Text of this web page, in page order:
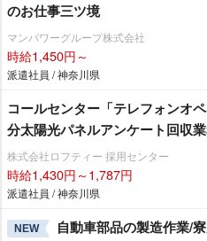
のお仕事三ツ境
マンパワーグループ株式会社
時給1,450円～
派遣社員 / 神奈川県
コールセンター「テレフォンオ
分太陽光パネルアンケート回収
株式会社ロフティー 採用センター
時給1,430円～1,787円
派遣社員 / 神奈川県
NEW 自動車部品の製造作業/